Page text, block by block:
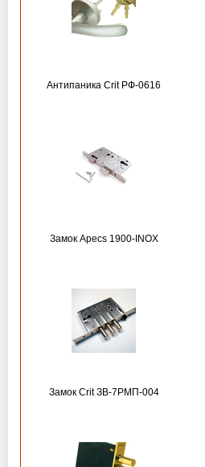
Антипаника Crit РФ-0616
Замок Apecs 1900-INOX
Замок Crit ЗВ-7РМП-004